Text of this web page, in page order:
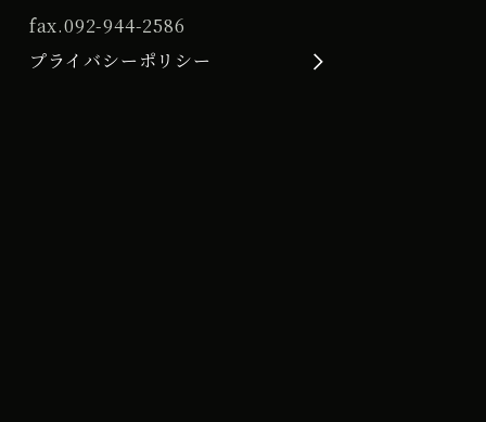
fax.092-944-2586
プライバシーポリシー